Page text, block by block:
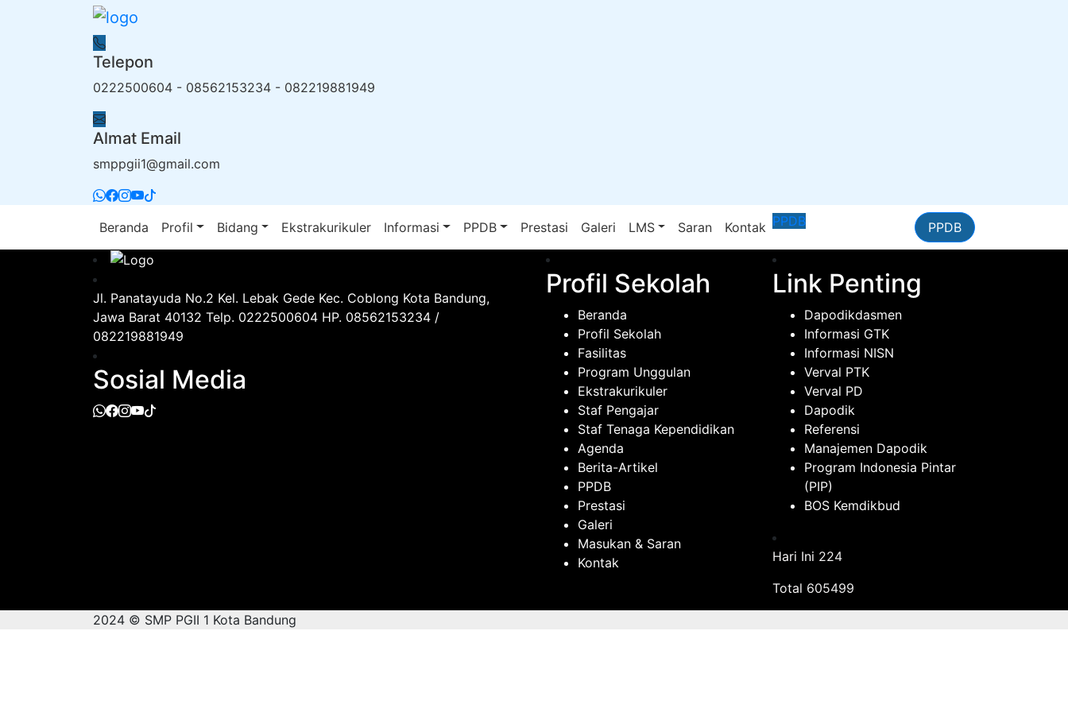
Telepon
0222500604 - 08562153234 - 082219881949
Almat Email
smppgii1@gmail.com
Beranda Profil Bidang Ekstrakurikuler Informasi PPDB Prestasi Galeri LMS Saran Kontak PPDB PPDB
Jl. Panatayuda No.2 Kel. Lebak Gede Kec. Coblong Kota Bandung,
Jawa Barat 40132 Telp. 0222500604 HP. 08562153234 /
082219881949
Sosial Media
Profil Sekolah
Beranda
Profil Sekolah
Fasilitas
Program Unggulan
Ekstrakurikuler
Staf Pengajar
Staf Tenaga Kependidikan
Agenda
Berita-Artikel
PPDB
Prestasi
Galeri
Masukan & Saran
Kontak
Link Penting
Dapodikdasmen
Informasi GTK
Informasi NISN
Verval PTK
Verval PD
Dapodik
Referensi
Manajemen Dapodik
Program Indonesia Pintar
(PIP)
BOS Kemdikbud
Hari Ini 224
Total 605499
2024 © SMP PGII 1 Kota Bandung